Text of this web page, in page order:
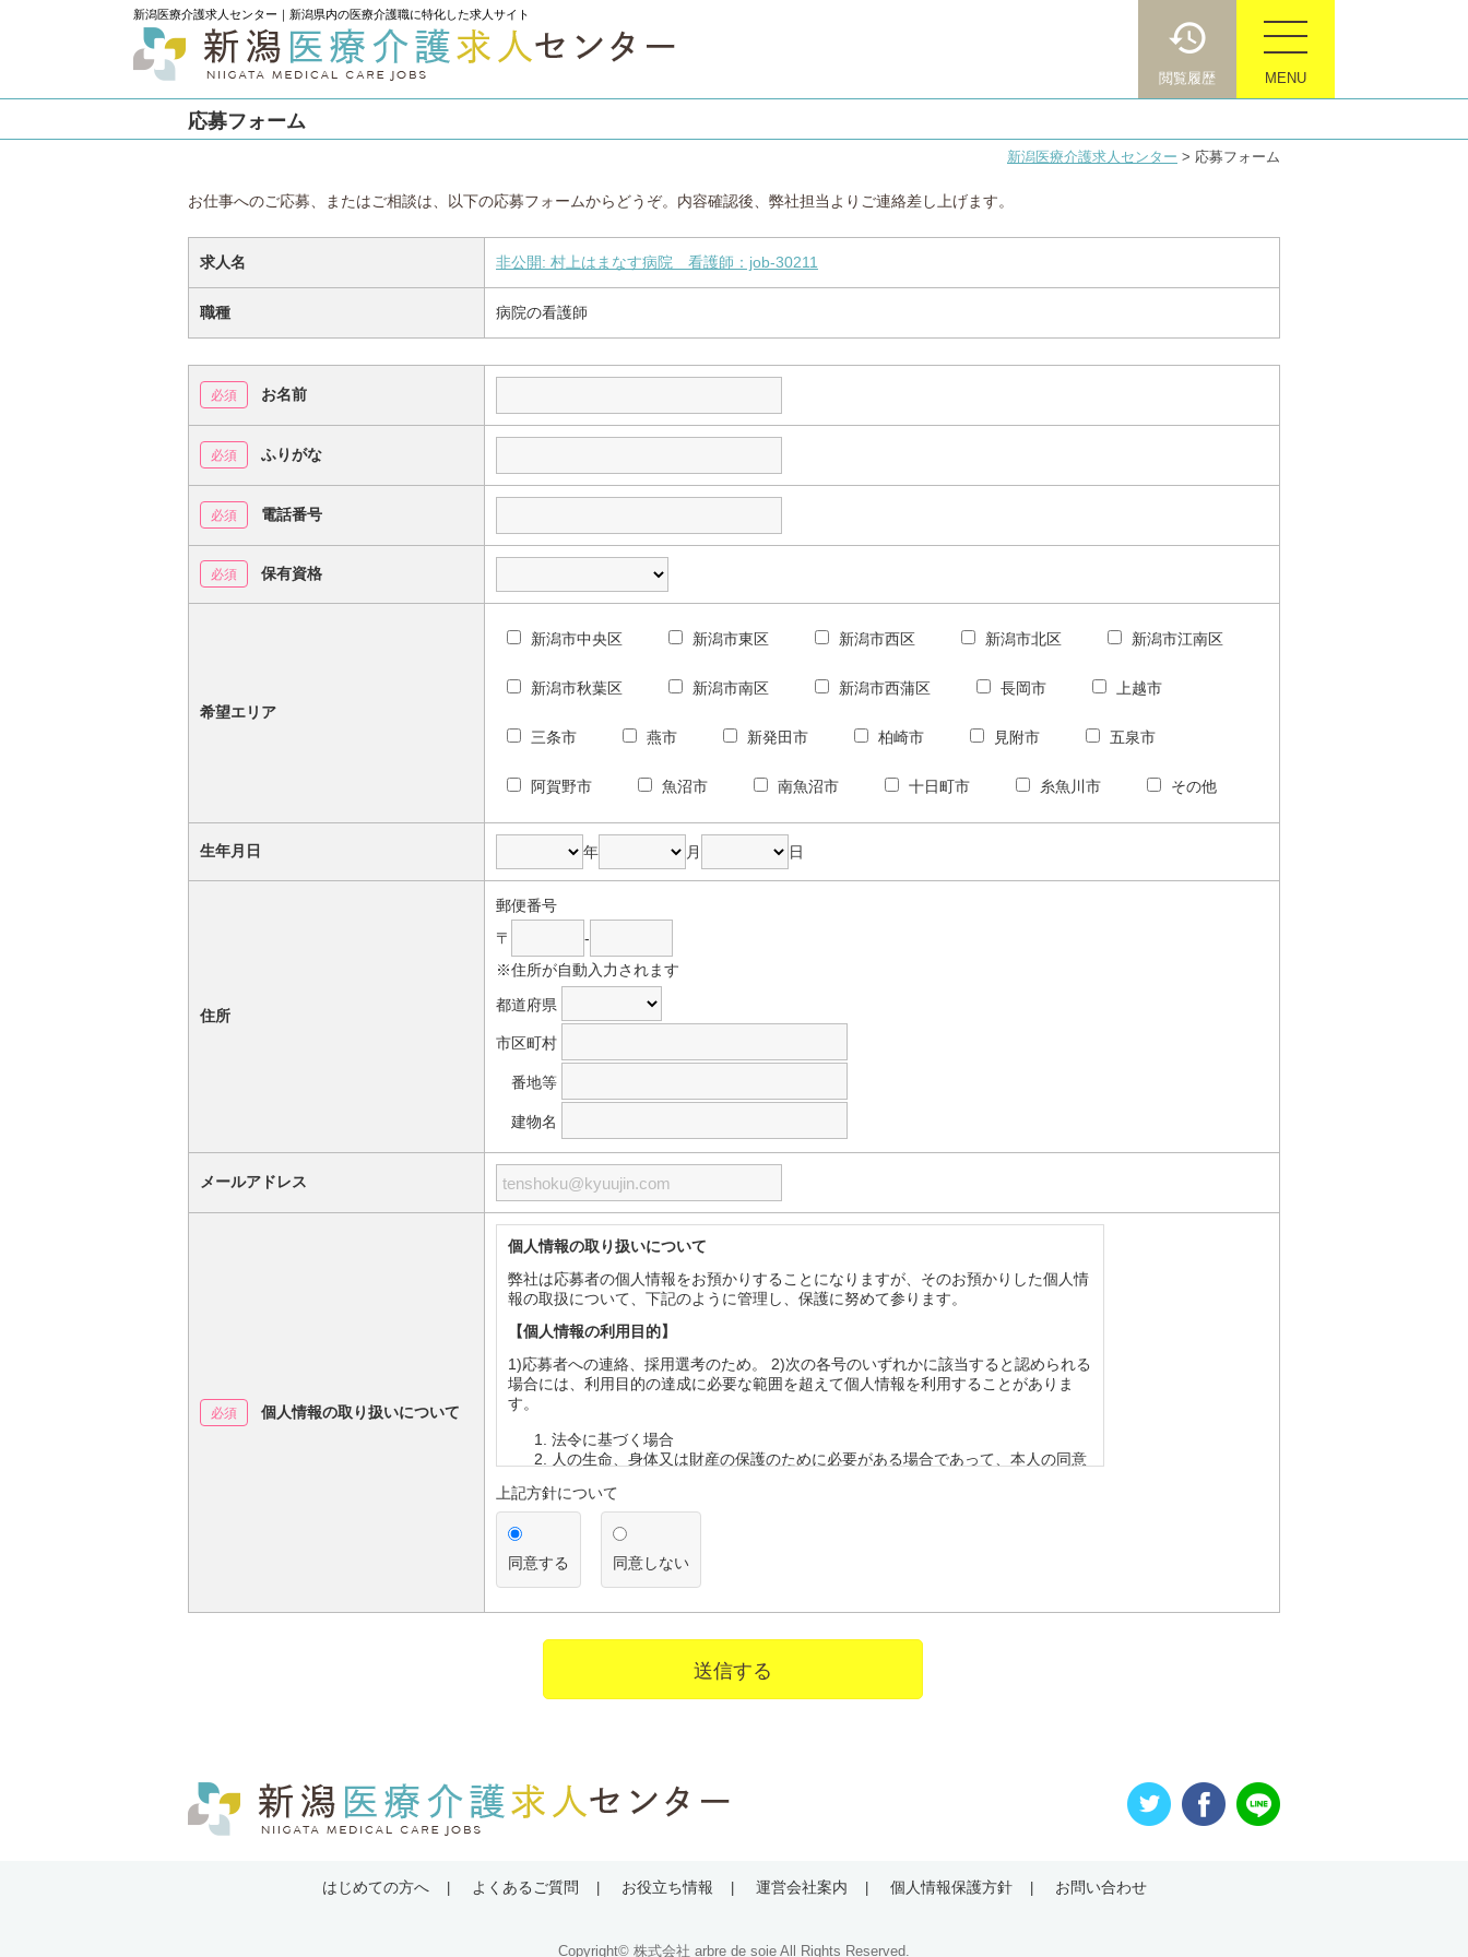
新潟医療介護求人センター｜新潟県内の医療介護職に特化した求人サイト
MENU
閲覧履歴
応募フォーム
新潟医療介護求人センター > 応募フォーム
お仕事へのご応募、またはご相談は、以下の応募フォームからどうぞ。内容確認後、弊社担当よりご連絡差し上げます。
求人名 非公開: 村上はまなす病院 看護師：job-30211
職種 病院の看護師
お名前
ふりがな
電話番号
保有資格
希望エリア
新潟市中央区 新潟市東区 新潟市西区 新潟市北区 新潟市江南区
新潟市秋葉区 新潟市南区 新潟市西蒲区 長岡市 上越市
三条市 燕市 新発田市 柏崎市 見附市 五泉市
阿賀野市 魚沼市 南魚沼市 十日町市 糸魚川市 その他
生年月日 年 月 日
住所
郵便番号
〒
-
※住所が自動入力されます
都道府県
市区町村
番地等
建物名
メールアドレス
個人情報の取り扱いについて
個人情報の取り扱いについて
弊社は応募者の個人情報をお預かりすることになりますが、そのお預かりした個人情
報の取扱について、下記のように管理し、保護に努めて参ります。
【個人情報の利用目的】
1)応募者への連絡、採用選考のため。 2)次の各号のいずれかに該当すると認められる
場合には、利用目的の達成に必要な範囲を超えて個人情報を利用することがありま
す。
法令に基づく場合
人の生命、身体又は財産の保護のために必要がある場合であって、本人の同意
公衆衛生の向上又は児童の健全な育成の推進のために特に必要がある場合であ
って、本人の同意を得ることが困難であるとき
国の機関若しくは地方公共団体又はその委託を受けた者が法令の定める事務を
遂行することに対して協力する必要がある場合であって、本人の同意を得るこ
とによって当該事務の遂行に支障を及ぼすおそれがあるとき
【第三者への提供】
弊社は法律で定められている場合を除いて、応募者の個人情報を当該応募者の同意を
得ず第三者に提供・委託することはありません。ただし、官公庁等から法的な手続き
により個人情報について開示が求められた場合は、関係法令に反しない範囲におい
て、応募者の同意なく応募内容を提供することがあります。
されない場合には、採用の検討ができない場合がありますので、あらかじめご了承く
ださい。
の停止、消去及び第三者への提供の停止（以下、「開示等」という。）の求めがあっ
【統計処理されたデータの利用】
上記方針について
同意する 同意しない
送信する
はじめての方へ よくあるご質問 お役立ち情報 運営会社案内 個人情報保護方針 お問い合わせ
Copyright© 株式会社 arbre de soie All Rights Reserved.